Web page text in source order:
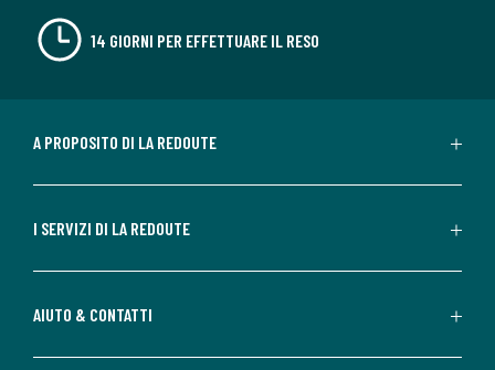
14 GIORNI PER EFFETTUARE IL RESO
A PROPOSITO DI LA REDOUTE
I SERVIZI DI LA REDOUTE
AIUTO & CONTATTI